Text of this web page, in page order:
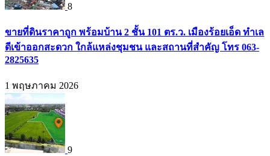
8
ขายที่ดินราคาถูก พร้อมบ้าน 2 ชั้น 101 ตร.ว. เมืองร้อยเอ็ด ทำเล
ดีเข้าออกสะดวก ใกล้แหล่งชุมชน และสถานที่สำคัญ โทร 063-
2825635
1 พฤษภาคม 2026
9